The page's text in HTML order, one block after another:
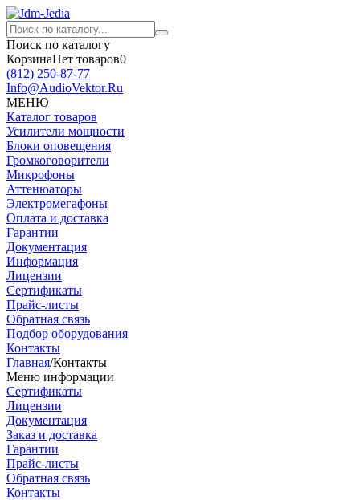
Поиск по каталогу
КорзинаНет товаров0
(812) 250-87-77
Info@AudioVektor.Ru
МЕНЮ
Каталог товаров
Усилители мощности
Блоки оповещения
Громкоговорители
Микрофоны
Аттенюаторы
Электромегафоны
Оплата и доставка
Гарантии
Документация
Информация
Лицензии
Сертификаты
Прайс-листы
Обратная связь
Подбор оборудования
Контакты
Главная/Контакты
Меню информации
Сертификаты
Лицензии
Документация
Заказ и доставка
Гарантии
Прайс-листы
Обратная связь
Контакты